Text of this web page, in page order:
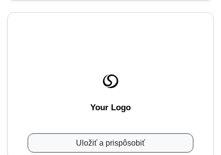
Your Logo
Uložiť a prispôsobiť